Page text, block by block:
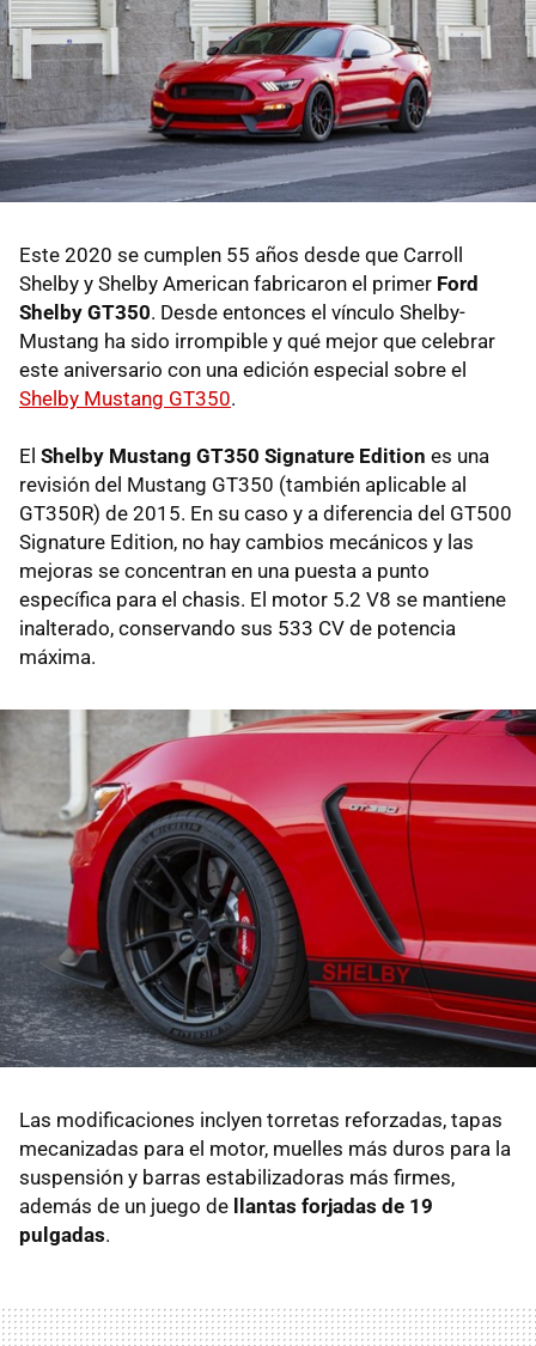
Este 2020 se cumplen 55 años desde que Carroll
Shelby y Shelby American fabricaron el primer Ford
Shelby GT350. Desde entonces el vínculo Shelby-
Mustang ha sido irrompible y qué mejor que celebrar
este aniversario con una edición especial sobre el
Shelby Mustang GT350.
El Shelby Mustang GT350 Signature Edition es una
revisión del Mustang GT350 (también aplicable al
GT350R) de 2015. En su caso y a diferencia del GT500
Signature Edition, no hay cambios mecánicos y las
mejoras se concentran en una puesta a punto
específica para el chasis. El motor 5.2 V8 se mantiene
inalterado, conservando sus 533 CV de potencia
máxima.
Las modificaciones inclyen torretas reforzadas, tapas
mecanizadas para el motor, muelles más duros para la
suspensión y barras estabilizadoras más firmes,
además de un juego de llantas forjadas de 19
pulgadas.